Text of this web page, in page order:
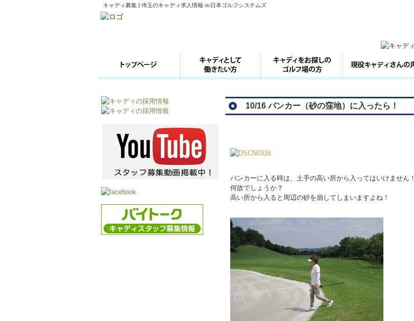
キャディ募集 | 埼玉のキャディ求人情報 ㈱日本ゴルフシステムズ
10/16 バンカー（砂の窪地）に入ったら！
バンカーに入る時は、土手の高い所から入ってはいけません！
何故でしょうか？
高い所から入ると周辺の砂を崩してしまいますよね！